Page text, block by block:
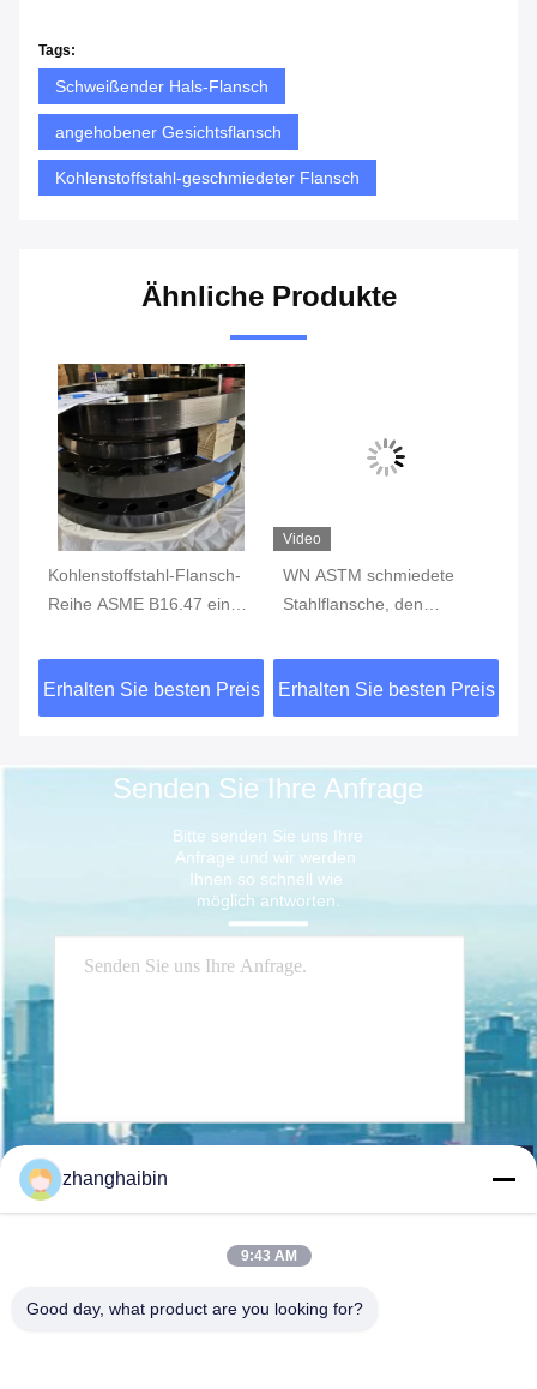
Tags:
Schweißender Hals-Flansch
angehobener Gesichtsflansch
Kohlenstoffstahl-geschmiedeter Flansch
Ähnliche Produkte
Kohlenstoffstahl-Flansch-
Reihe ASME B16.47 eine
Vorhang-Klasse 150
Erhalten Sie besten Preis
Video
WN ASTM schmiedete
Stahlflansche, den
Kohlenstoffstahl flanscht
24 Zoll-Klasse 1500
Erhalten Sie besten Preis
Senden Sie Ihre Anfrage
Bitte senden Sie uns Ihre
Anfrage und wir werden
Ihnen so schnell wie
möglich antworten.
Senden Sie
zhanghaibin
9:43 AM
Good day, what product are you looking for?